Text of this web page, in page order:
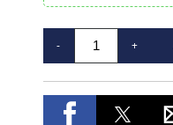
- +